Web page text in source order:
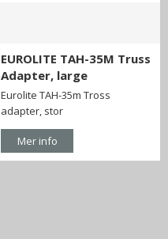
EUROLITE TAH-35M Truss
Adapter, large
Eurolite TAH-35m Tross
adapter, stor
Mer info